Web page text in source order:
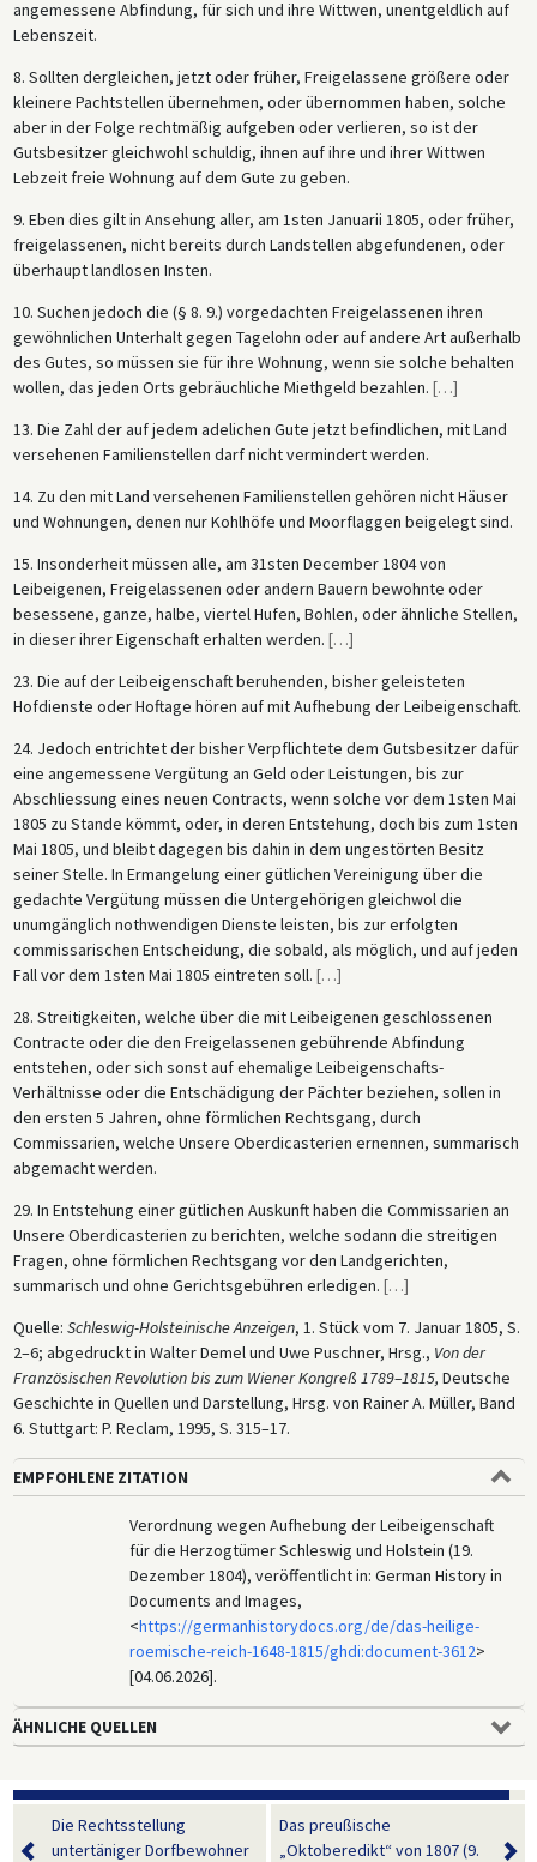
angemessene Abfindung, für sich und ihre Wittwen, unentgeldlich auf
Lebenszeit.
8. Sollten dergleichen, jetzt oder früher, Freigelassene größere oder
kleinere Pachtstellen übernehmen, oder übernommen haben, solche
aber in der Folge rechtmäßig aufgeben oder verlieren, so ist der
Gutsbesitzer gleichwohl schuldig, ihnen auf ihre und ihrer Wittwen
Lebzeit freie Wohnung auf dem Gute zu geben.
9. Eben dies gilt in Ansehung aller, am 1sten Januarii 1805, oder früher,
freigelassenen, nicht bereits durch Landstellen abgefundenen, oder
überhaupt landlosen Insten.
10. Suchen jedoch die (§ 8. 9.) vorgedachten Freigelassenen ihren
gewöhnlichen Unterhalt gegen Tagelohn oder auf andere Art außerhalb
des Gutes, so müssen sie für ihre Wohnung, wenn sie solche behalten
wollen, das jeden Orts gebräuchliche Miethgeld bezahlen. […]
13. Die Zahl der auf jedem adelichen Gute jetzt befindlichen, mit Land
versehenen Familienstellen darf nicht vermindert werden.
14. Zu den mit Land versehenen Familienstellen gehören nicht Häuser
und Wohnungen, denen nur Kohlhöfe und Moorflaggen beigelegt sind.
15. Insonderheit müssen alle, am 31sten December 1804 von
Leibeigenen, Freigelassenen oder andern Bauern bewohnte oder
besessene, ganze, halbe, viertel Hufen, Bohlen, oder ähnliche Stellen,
in dieser ihrer Eigenschaft erhalten werden. […]
23. Die auf der Leibeigenschaft beruhenden, bisher geleisteten
Hofdienste oder Hoftage hören auf mit Aufhebung der Leibeigenschaft.
24. Jedoch entrichtet der bisher Verpflichtete dem Gutsbesitzer dafür
eine angemessene Vergütung an Geld oder Leistungen, bis zur
Abschliessung eines neuen Contracts, wenn solche vor dem 1sten Mai
1805 zu Stande kömmt, oder, in deren Entstehung, doch bis zum 1sten
Mai 1805, und bleibt dagegen bis dahin in dem ungestörten Besitz
seiner Stelle. In Ermangelung einer gütlichen Vereinigung über die
gedachte Vergütung müssen die Untergehörigen gleichwol die
unumgänglich nothwendigen Dienste leisten, bis zur erfolgten
commissarischen Entscheidung, die sobald, als möglich, und auf jeden
Fall vor dem 1sten Mai 1805 eintreten soll. […]
28. Streitigkeiten, welche über die mit Leibeigenen geschlossenen
Contracte oder die den Freigelassenen gebührende Abfindung
entstehen, oder sich sonst auf ehemalige Leibeigenschafts-
Verhältnisse oder die Entschädigung der Pächter beziehen, sollen in
den ersten 5 Jahren, ohne förmlichen Rechtsgang, durch
Commissarien, welche Unsere Oberdicasterien ernennen, summarisch
abgemacht werden.
29. In Entstehung einer gütlichen Auskunft haben die Commissarien an
Unsere Oberdicasterien zu berichten, welche sodann die streitigen
Fragen, ohne förmlichen Rechtsgang vor den Landgerichten,
summarisch und ohne Gerichtsgebühren erledigen. […]
Quelle: Schleswig-Holsteinische Anzeigen, 1. Stück vom 7. Januar 1805, S.
2–6; abgedruckt in Walter Demel und Uwe Puschner, Hrsg., Von der
Französischen Revolution bis zum Wiener Kongreß 1789–1815, Deutsche
Geschichte in Quellen und Darstellung, Hrsg. von Rainer A. Müller, Band
6. Stuttgart: P. Reclam, 1995, S. 315–17.
EMPFOHLENE ZITATION
Verordnung wegen Aufhebung der Leibeigenschaft
für die Herzogtümer Schleswig und Holstein (19.
Dezember 1804), veröffentlicht in: German History in
Documents and Images,
<https://germanhistorydocs.org/de/das-heilige-
roemische-reich-1648-1815/ghdi:document-3612>
[04.06.2026].
ÄHNLICHE QUELLEN
Die Rechtsstellung
untertäniger Dorfbewohner
Das preußische
„Oktoberedikt“ von 1807 (9.